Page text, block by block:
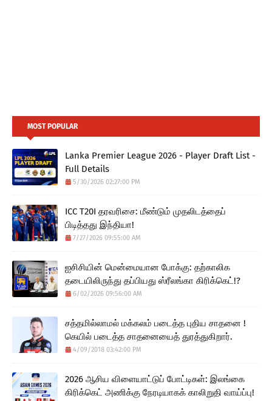
MOST POPULAR
Lanka Premier League 2026 - Player Draft List -
Full Details
5/30/2026 02:27:00 PM
ICC T20I தரவரிசை: மீண்டும் முதலிடத்தைப்
பிடித்தது இந்தியா!
7/27/2026 09:55:00 AM
ஐசிசியின் மென்மையான போக்கு: தற்காலிக
தடையிலிருந்து தப்பியது ஸ்ரீலங்கா கிரிக்கெட்!?
6/02/2026 09:56:00 AM
சத்தமில்லாமல் மக்கலம் படைத்த புதிய சாதனை !
கெயில் படைத்த சாதனையைத் துரத்துகிறார்.
4/09/2018 03:42:00 PM
2026 ஆசிய விளையாட்டுப் போட்டிகள்: இலங்கை
கிரிக்கெட் அணிக்கு நேரடியாகக் காலிறுதி வாய்ப்பு!